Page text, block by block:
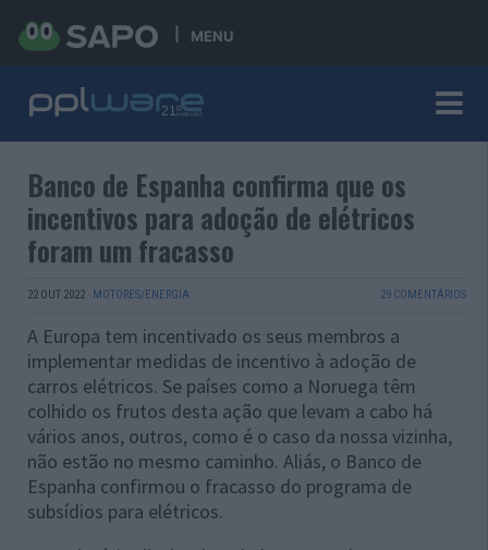
MENU
Banco de Espanha confirma que os
incentivos para adoção de elétricos
foram um fracasso
22 OUT 2022 · MOTORES/ENERGIA 29 COMENTÁRIOS
A Europa tem incentivado os seus membros a
implementar medidas de incentivo à adoção de
carros elétricos. Se países como a Noruega têm
colhido os frutos desta ação que levam a cabo há
vários anos, outros, como é o caso da nossa vizinha,
não estão no mesmo caminho. Aliás, o Banco de
Espanha confirmou o fracasso do programa de
subsídios para elétricos.